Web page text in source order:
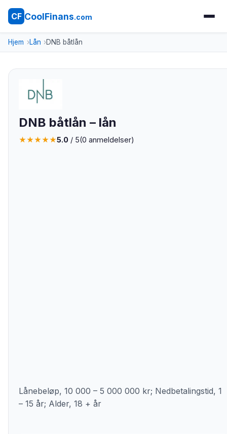
CF CoolFinans.com
Hjem Lån DNB båtlån
DNB båtlån – lån
★★★★★5.0 / 5(0 anmeldelser)
Lånebeløp, 10 000 – 5 000 000 kr; Nedbetalingstid, 1
– 15 år; Alder, 18 + år